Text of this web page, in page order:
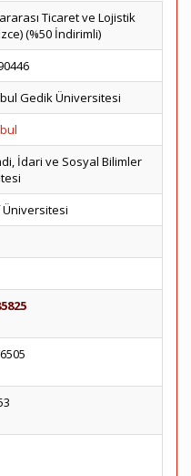
Ticaret ve Lojistik
(%50 İndirimli)
Gedik Üniversitesi
İdari ve Sosyal Bilimler
Üniversitesi